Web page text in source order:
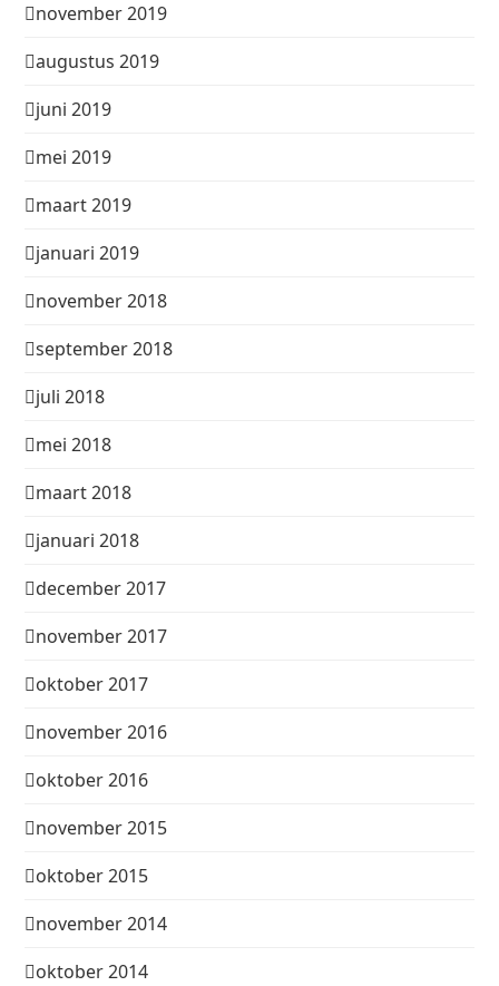
november 2019
augustus 2019
juni 2019
mei 2019
maart 2019
januari 2019
november 2018
september 2018
juli 2018
mei 2018
maart 2018
januari 2018
december 2017
november 2017
oktober 2017
november 2016
oktober 2016
november 2015
oktober 2015
november 2014
oktober 2014